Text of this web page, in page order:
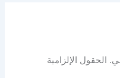
الحقول الإلزامية